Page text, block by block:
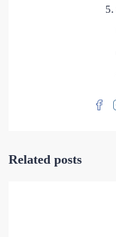
Related posts